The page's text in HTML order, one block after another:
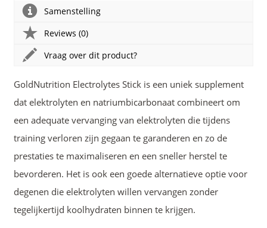
Samenstelling
Reviews (0)
Vraag over dit product?
GoldNutrition Electrolytes Stick is een uniek supplement
dat elektrolyten en natriumbicarbonaat combineert om
een adequate vervanging van elektrolyten die tijdens
training verloren zijn gegaan te garanderen en zo de
prestaties te maximaliseren en een sneller herstel te
bevorderen. Het is ook een goede alternatieve optie voor
degenen die elektrolyten willen vervangen zonder
tegelijkertijd koolhydraten binnen te krijgen.